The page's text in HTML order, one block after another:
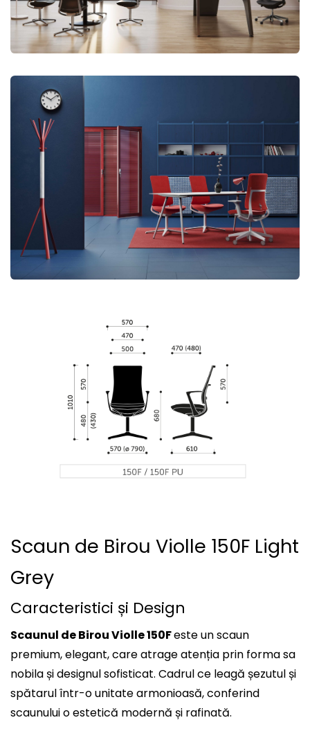
Scaun de Birou Violle 150F Light
Grey
Caracteristici și Design
Scaunul de Birou Violle 150Feste un scaun
premium, elegant, care atrage atenția prin forma sa
nobila și designul sofisticat. Cadrul ce leagă șezutul și
spătarul într-o unitate armonioasă, conferind
scaunului o estetică modernă și rafinată.